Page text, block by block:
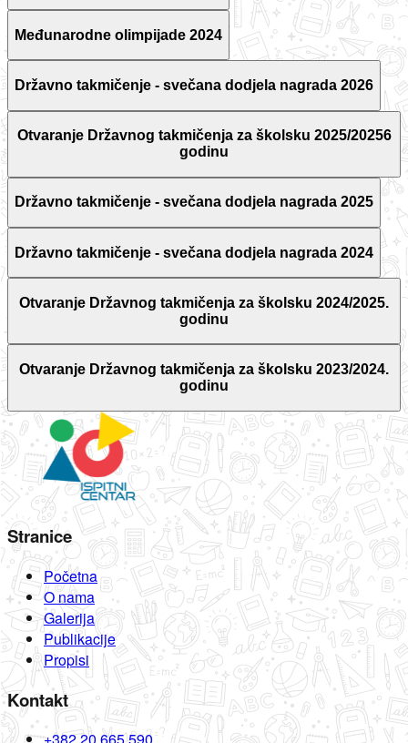
Međunarodne olimpijade 2024
Državno takmičenje - svečana dodjela nagrada 2026
Otvaranje Državnog takmičenja za školsku 2025/20256
godinu
Državno takmičenje - svečana dodjela nagrada 2025
Državno takmičenje - svečana dodjela nagrada 2024
Otvaranje Državnog takmičenja za školsku 2024/2025.
godinu
Otvaranje Državnog takmičenja za školsku 2023/2024.
godinu
Stranice
Početna
O nama
Galerija
Publikacije
Propisi
Kontakt